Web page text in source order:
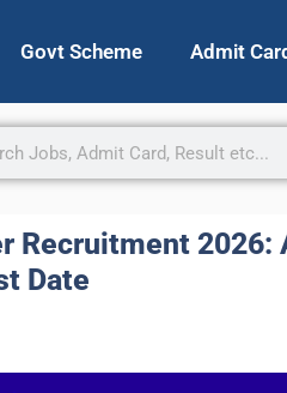
Govt Scheme Admit
Recruitment 2026:
Date